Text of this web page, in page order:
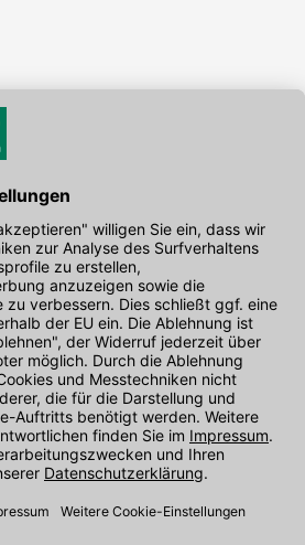
App
montags bis freitags von 08:00 - 17:00
07071 / 151-151für Sie erreichbar.
Kontaktformular nutzen.
Niederlassungen finden Sie